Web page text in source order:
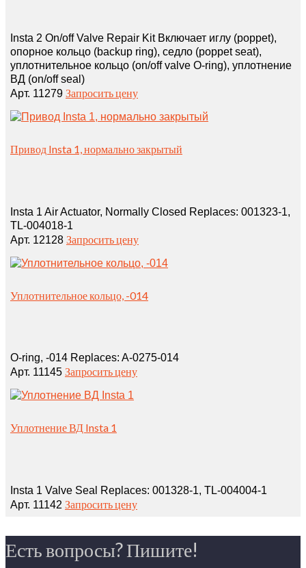
Insta 2 On/off Valve Repair Kit Включает иглу (poppet),
опорное кольцо (backup ring), седло (poppet seat),
уплотнительное кольцо (on/off valve O‑ring), уплотнение
ВД (on/off seal)
Арт. 11279 Запросить цену
Привод Insta 1, нормально закрытый
Insta 1 Air Actuator, Normally Closed Replaces: 001323‑1,
TL‑004018‑1
Арт. 12128 Запросить цену
Уплотнительное кольцо, -014
O‑ring, ‑014 Replaces: A‑0275‑014
Арт. 11145 Запросить цену
Уплотнение ВД Insta 1
Insta 1 Valve Seal Replaces: 001328‑1, TL‑004004‑1
Арт. 11142 Запросить цену
Есть вопросы? Пишите!